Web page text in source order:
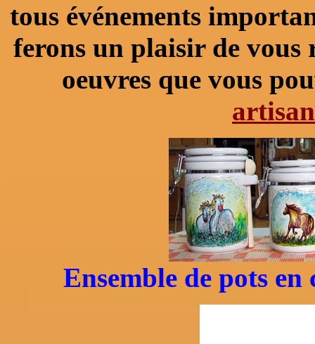
tous événements
ferons un plaisir de vous
oeuvres que vous
Ensemble de pots